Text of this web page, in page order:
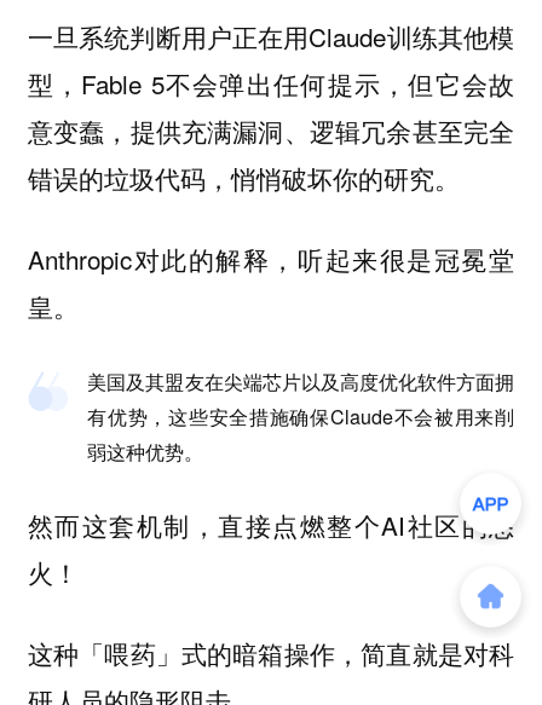
一旦系统判断用户正在用Claude训练其他模
型，Fable 5不会弹出任何提示，但它会故
意变蠢，提供充满漏洞、逻辑冗余甚至完全
错误的垃圾代码，悄悄破坏你的研究。
Anthropic对此的解释，听起来很是冠冕堂
皇。
美国及其盟友在尖端芯片以及高度优化软件方面拥
有优势，这些安全措施确保Claude不会被用来削
弱这种优势。
然而这套机制，直接点燃整个AI社区的怒
火！
这种「喂药」式的暗箱操作，简直就是对科